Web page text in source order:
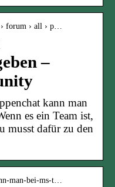
forum › all › p…
–
kann man
es ein Team ist,
musst dafür zu den
man-bei-ms-t…